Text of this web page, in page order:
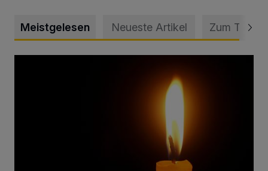
Meistgelesen Neueste Artikel Zum Thema